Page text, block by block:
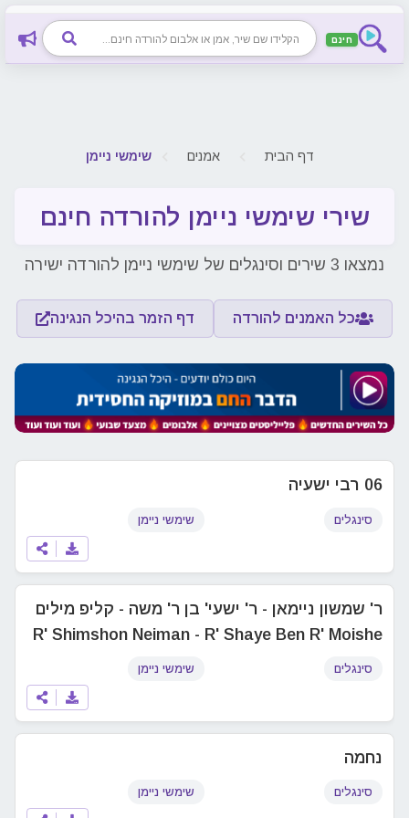
חינם
דף הבית אמנים שימשי ניימן
שירי שימשי ניימן להורדה חינם
נמצאו 3 שירים וסינגלים של שימשי ניימן להורדה ישירה
כל האמנים להורדה דף הזמר בהיכל הנגינה
06 רבי ישעיה
סינגלים שימשי ניימן
ר' שמשון ניימאן - ר' ישעי' בן ר' משה - קליפ מילים
R' Shimshon Neiman - R' Shaye Ben R' Moishe
סינגלים שימשי ניימן
נחמה
סינגלים שימשי ניימן